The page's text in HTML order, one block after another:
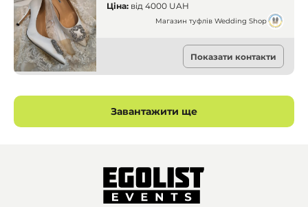
Ціна: від 4000 UAH
Магазин туфлів Wedding Shop
Прокат одягу
Дніпро
Показати контакти
Завантажити ще